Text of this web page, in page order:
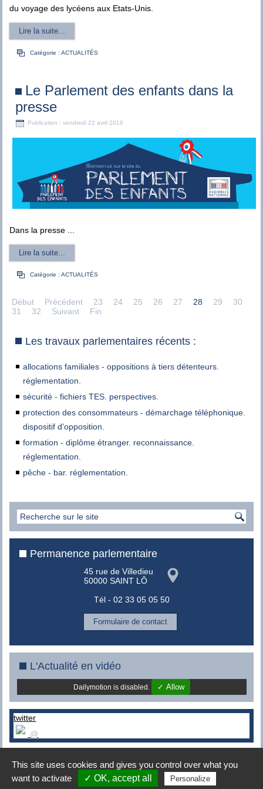
du voyage des lycéens aux Etats-Unis.
Lire la suite...
Catégorie :ACTUALITÉS
Le Parlement des enfants dans la
presse
Publication : vendredi 22 avril 2016
Dans la presse ...
Lire la suite...
Catégorie :ACTUALITÉS
Début Précédent 23 24 25 26 27 28 29
30
31
32 Suivant Fin
Les travaux parlementaires récents :
allocations familiales - oppositions à tiers détenteurs.
réglementation.
sécurité - fichiers TES. perspectives.
protection des consommateurs - démarchage téléphonique.
dispositif d'opposition.
formation - diplôme étranger. reconnaissance.
réglementation.
pêche - bar. réglementation.
Permanence parlementaire
45 rue de Villedieu
50000 SAINT LÔ
Tél - 02 33 05 05 50
Formulaire de contact
L'Actualité en vidéo
Dailymotion is disabled. ✓ Allow
twitter
@
Copyright © 2008-2015 - MES conseils|Mentions légales
Connexion
This site uses cookies and gives you control over what you
want to activate
✓ OK, accept all Personalize